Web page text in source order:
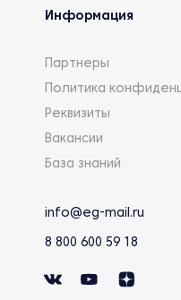
Информация
Партнеры
Политика
Реквизиты
Вакансии
База знаний
info@eg-mail.ru
8 800 600 59 18